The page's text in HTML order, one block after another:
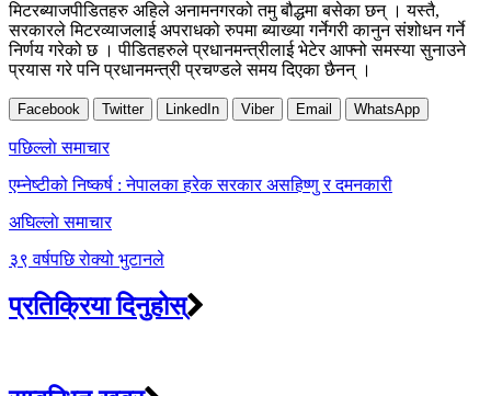
मिटरब्याजपीडितहरु अहिले अनामनगरको तमु बौद्धमा बसेका छन् । यस्तै,
सरकारले मिटरव्याजलाई अपराधको रुपमा ब्याख्या गर्नेगरी कानुन संशोधन गर्ने
निर्णय गरेको छ । पीडितहरुले प्रधानमन्त्रीलाई भेटेर आफ्नो समस्या सुनाउने
प्रयास गरे पनि प्रधानमन्त्री प्रचण्डले समय दिएका छैनन् ।
Facebook Twitter LinkedIn Viber Email WhatsApp
Post
navigation
पछिल्लाे समाचार
एम्नेष्टीको निष्कर्ष : नेपालका हरेक सरकार असहिष्णु र दमनकारी
अघिल्लाे समाचार
३९ वर्षपछि रोक्यो भुटानले
प्रतिक्रिया दिनुहोस्